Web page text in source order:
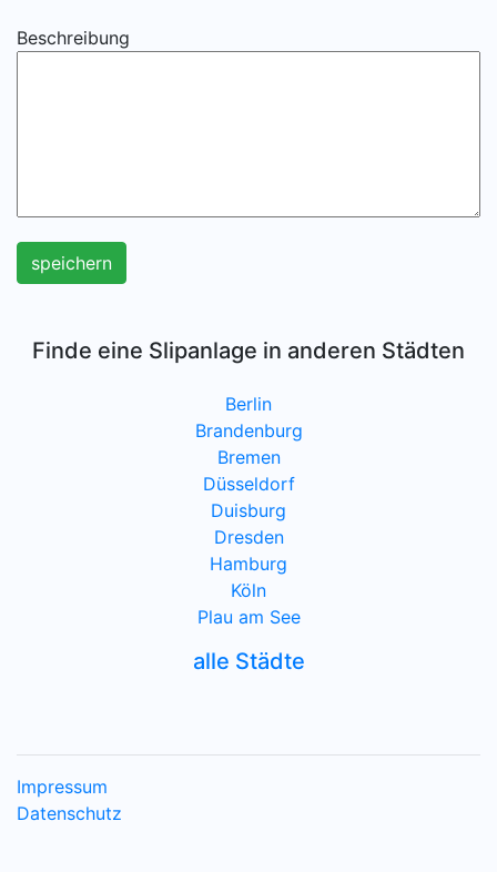
Beschreibung
speichern
Finde eine Slipanlage in anderen Städten
Berlin
Brandenburg
Bremen
Düsseldorf
Duisburg
Dresden
Hamburg
Köln
Plau am See
alle Städte
Impressum
Datenschutz